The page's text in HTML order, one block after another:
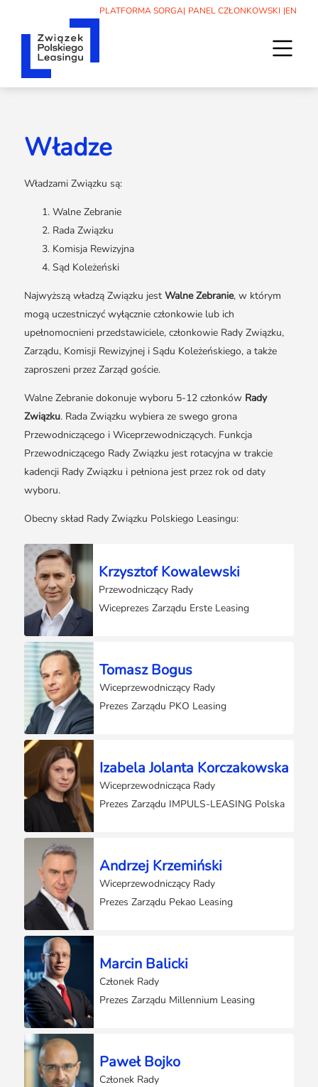
PLATFORMA SORGA| PANEL CZŁONKOWSKI |EN
Związek
Władze
Członkowie
Kodeks etyki
Sąd koleżeński
Współpraca międzynarodowa
Historia ZPL
Zespół ZPL
Partnerzy ZPL
Subskrybuj Leaseletter
Leasing
Poradniki
Podcasty
Raporty i badania
Słownik
Dla początkujących
Aktualności
30-lecie ZPL
Wydarzenia
Wydarzenia
Kalendarz
Szkolenia
Archiwum
Statystyki
Media
Informacje prasowe firm członkowskich
Media o leasingu
Materiały do pobrania
Kontakt dla mediów
Kontakt
Kontakt
Klauzule informacyjne
Władze
Władzami Związku są:
Walne Zebranie
Rada Związku
Komisja Rewizyjna
Sąd Koleżeński
Najwyższą władzą Związku jest Walne Zebranie, w którym
mogą uczestniczyć wyłącznie członkowie lub ich
upełnomocnieni przedstawiciele, członkowie Rady Związku,
Zarządu, Komisji Rewizyjnej i Sądu Koleżeńskiego, a także
zaproszeni przez Zarząd goście.
Walne Zebranie dokonuje wyboru 5-12 członków Rady
Związku. Rada Związku wybiera ze swego grona
Przewodniczącego i Wiceprzewodniczących. Funkcja
Przewodniczącego Rady Związku jest rotacyjna w trakcie
kadencji Rady Związku i pełniona jest przez rok od daty
wyboru.
Obecny skład Rady Związku Polskiego Leasingu:
Krzysztof Kowalewski
Przewodniczący Rady
Wiceprezes Zarządu Erste Leasing
Tomasz Bogus
Wiceprzewodniczący Rady
Prezes Zarządu PKO Leasing
Izabela Jolanta Korczakowska
Wiceprzewodnicząca Rady
Prezes Zarządu IMPULS-LEASING Polska
Andrzej Krzemiński
Wiceprzewodniczący Rady
Prezes Zarządu Pekao Leasing
Marcin Balicki
Członek Rady
Prezes Zarządu Millennium Leasing
Paweł Bojko
Członek Rady